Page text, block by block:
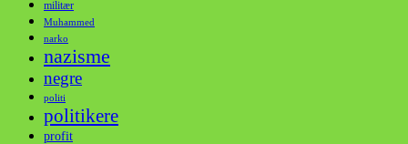
militær
Muhammed
narko
nazisme
negre
politi
politikere
profit